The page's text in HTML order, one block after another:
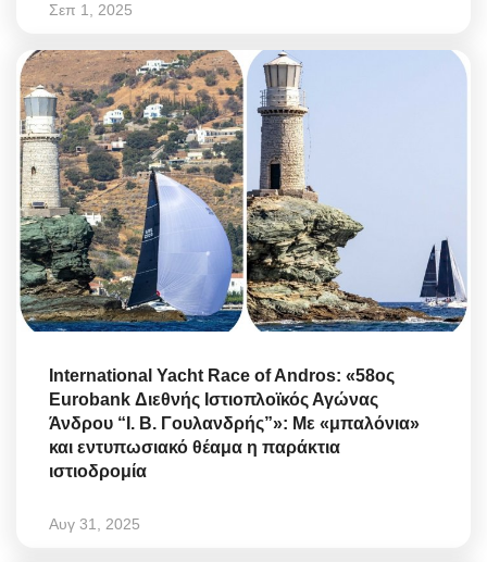
Σεπ 1, 2025
International Yacht Race of Andros: «58ος
Eurobank Διεθνής Ιστιοπλοϊκός Αγώνας
Άνδρου “Ι. Β. Γουλανδρής”»: Με «μπαλόνια»
και εντυπωσιακό θέαμα η παράκτια
ιστιοδρομία
Αυγ 31, 2025